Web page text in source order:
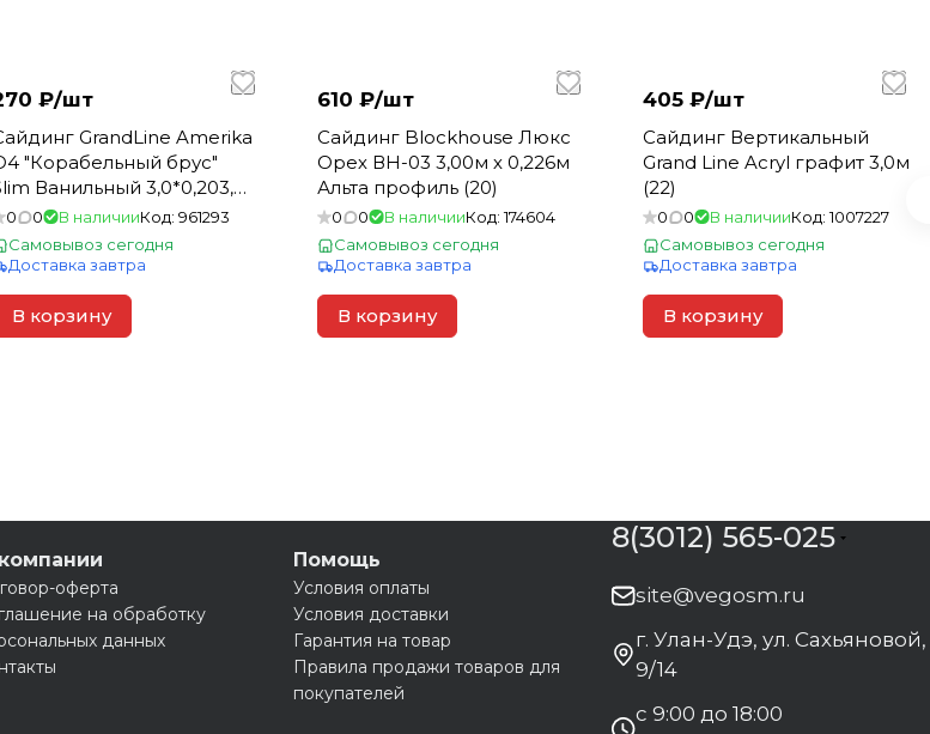
₽/шт
GrandLine Amerika
"Корабельный брус"
Ванильный 3,0*0,203,
0 0 В наличииКод: 961293
Самовывоз сегодня
Доставка завтра
В корзину
610 ₽/шт
Сайдинг Blockhouse Люкс
Орех ВН-03 3,00м х 0,226м
Альта профиль (20)
0 0 В наличииКод:174604
Самовывоз сегодня
Доставка завтра
В корзину
405 ₽/шт
Сайдинг Вертикальный
Grand Line Acryl графит 3,0м
(22)
0 0 В наличииКод:1007227
Самовывоз сегодня
Доставка завтра
В корзину
оферта
на обработку
данных
Помощь
Условия оплаты
Условия доставки
Гарантия на товар
Правила продажи товаров для
покупателей
8(3012) 565-025
site@vegosm.ru
г. Улан-Удэ, ул. Сахьяновой,
9/14
с 9:00 до 18:00